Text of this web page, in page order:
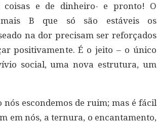
coisas e de dinheiro- e pronto! O
B que só são estáveis os
na dor precisam ser reforçados
positivamente. É o jeito – o único
social, uma nova estrutura, um
escondemos de ruim; mas é fácil
em nós, a ternura, o encantamento,